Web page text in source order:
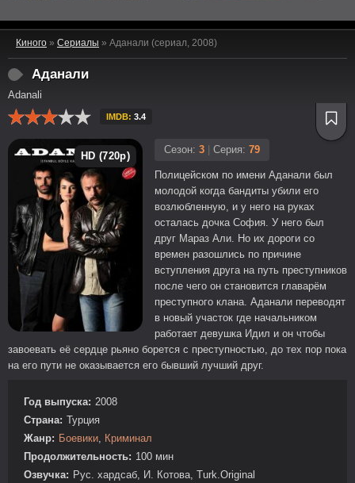
Киного » Сериалы » Аданали (сериал, 2008)
Аданали
Adanali
IMDB: 3.4
HD (720p)
Сезон: 3 Серия: 79
Полицейском по имени Аданали был
молодой когда бандиты убили его
возлюбленную, и у него на руках
осталась дочка София. У него был
друг Мараз Али. Но их дороги со
времен разошлись по причине
вступления друга на путь преступников
после чего он становится главарём
преступного клана. Аданали переводят
в новый участок где начальником
работает девушка Идил и он чтобы
завоевать её сердце рьяно борется с преступностью, до тех пор пока
на его пути не оказывается его бывший лучший друг.
Год выпуска: 2008
Страна: Турция
Жанр: Боевики, Криминал
Продолжительность: 100 мин
Озвучка: Рус. хардсаб, И. Котова, Turk.Original